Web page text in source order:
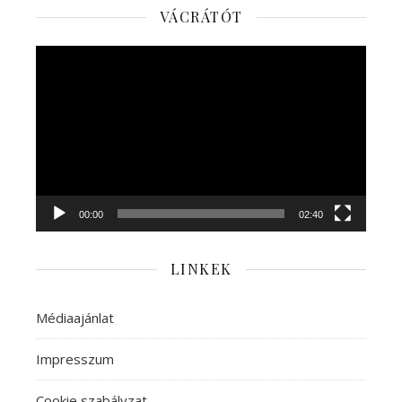
VÁCRÁTÓT
00:00 02:40
LINKEK
Médiaajánlat
Impresszum